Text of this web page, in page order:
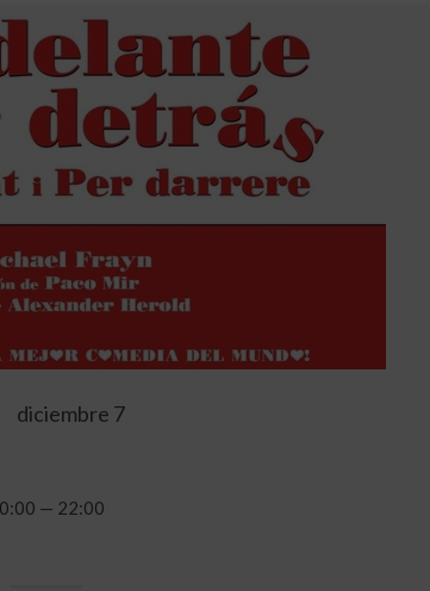
diciembre 7
— 22:00